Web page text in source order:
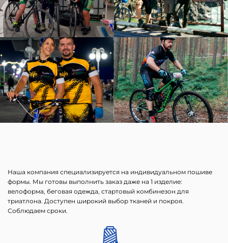
Наша компания специализируется на индивидуальном пошиве
формы. Мы готовы выполнить заказ даже на 1 изделие:
велоформа, беговая одежда, стартовый комбинезон для
триатлона. Доступен широкий выбор тканей и покроя.
Соблюдаем сроки.